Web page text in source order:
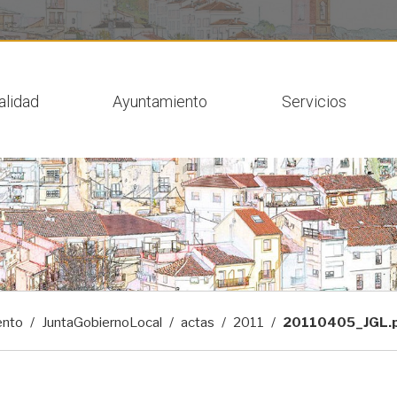
Ayuntamiento Servicios
JuntaGobiernoLocal actas 2011